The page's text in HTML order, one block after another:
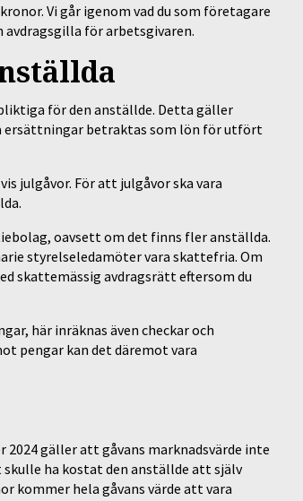
Vi går igenom vad du som företagare
för arbetsgivaren.
för den anställde. Detta gäller
ersättningar betraktas som lön för utfört
julgåvor. För att julgåvor ska vara
oavsett om det finns fler anställda.
styrelseledamöter vara skattefria. Om
skattemässig avdragsrätt eftersom du
här inräknas även checkar och
pengar kan det däremot vara
2024 gäller att gåvans marknadsvärde inte
skulle ha kostat den anställde att själv
kommer hela gåvans värde att vara